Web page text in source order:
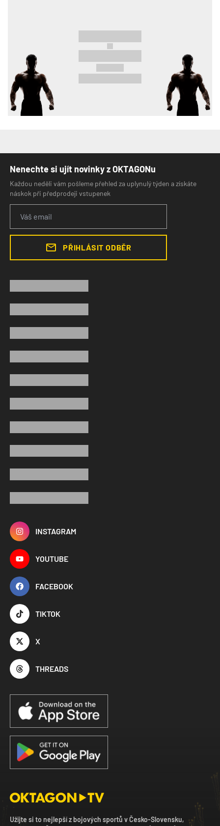
Nenechte si ujít novinky z OKTAGONu
Každou neděli vám pošleme přehled za uplynulý týden a získáte
náskok při předprodeji vstupenek
PŘIHLÁSIT ODBĚR
INSTAGRAM
YOUTUBE
FACEBOOK
TIKTOK
X
THREADS
Užijte si to nejlepší z bojových sportů v Česko-Slovensku,